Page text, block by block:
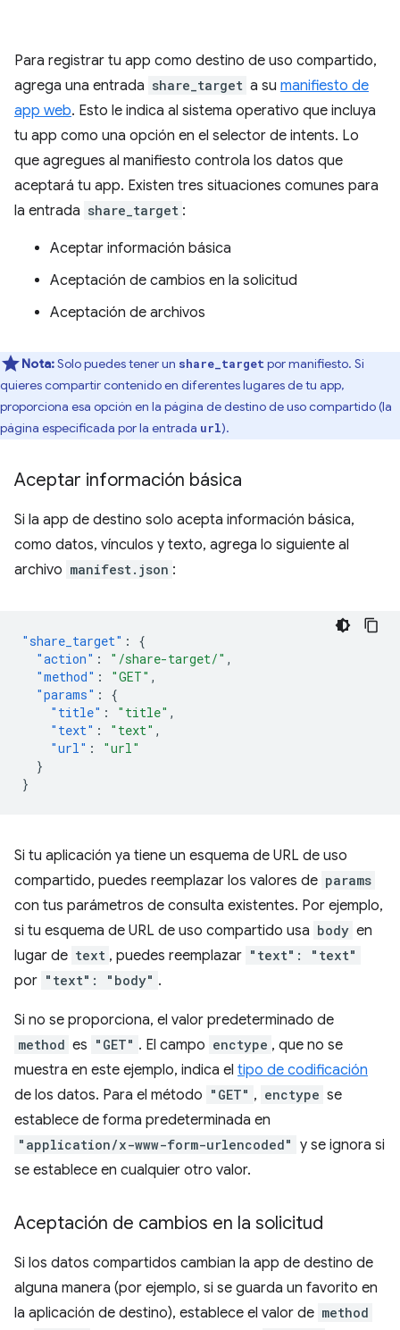
Para registrar tu app como destino de uso compartido,
agrega una entrada share_target a su manifiesto de
app web. Esto le indica al sistema operativo que incluya
tu app como una opción en el selector de intents. Lo
que agregues al manifiesto controla los datos que
aceptará tu app. Existen tres situaciones comunes para
la entrada share_target :
Aceptar información básica
Aceptación de cambios en la solicitud
Aceptación de archivos
Nota:Solo puedes tener un share_targetpor manifiesto. Si
quieres compartir contenido en diferentes lugares de tu app,
proporciona esa opción en la página de destino de uso compartido (la
página especificada por la entrada url).
Aceptar información básica
Si la app de destino solo acepta información básica,
como datos, vínculos y texto, agrega lo siguiente al
archivo manifest.json :
"share_target" :
{
"action" : "/share-target/" ,
"method" : "GET" ,
"params" :
{
"title" : "title" ,
"text" : "text" ,
"url" :
"url"
}
}
Si tu aplicación ya tiene un esquema de URL de uso
compartido, puedes reemplazar los valores de params
con tus parámetros de consulta existentes. Por ejemplo,
si tu esquema de URL de uso compartido usa body en
lugar de text , puedes reemplazar "text": "text"
por "text": "body" .
Si no se proporciona, el valor predeterminado de
method es "GET" . El campo enctype , que no se
muestra en este ejemplo, indica el tipo de codificación
de los datos. Para el método "GET" , enctype se
establece de forma predeterminada en
"application/x-www-form-urlencoded" y se ignora si
se establece en cualquier otro valor.
Aceptación de cambios en la solicitud
Si los datos compartidos cambian la app de destino de
alguna manera (por ejemplo, si se guarda un favorito en
la aplicación de destino), establece el valor de method